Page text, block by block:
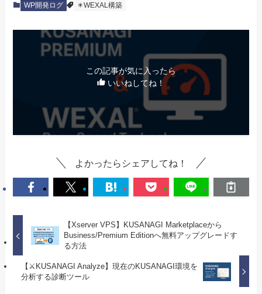
WP開発ログ ✴️WEXAL構築
この記事が気に入ったら
いいねしてね！
よかったらシェアしてね！
【Xserver VPS】KUSANAGI Marketplaceから
Business/Premium Editionへ無料アップグレードす
る方法
【⚔️KUSANAGI Analyze】現在のKUSANAGI環境を
分析する診断ツール